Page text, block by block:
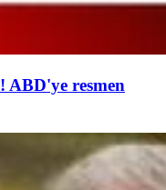
ABD'ye resmen